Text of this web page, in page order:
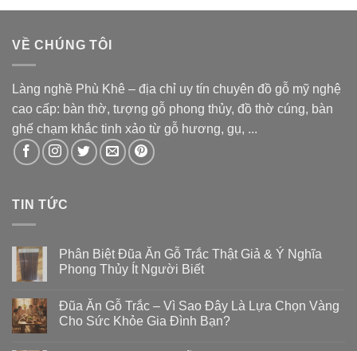
VỀ CHÚNG TÔI
Làng nghề Phù Khê – địa chỉ uy tín chuyên đồ gỗ mỹ nghệ
cao cấp: bàn thờ, tượng gỗ phong thủy, đồ thờ cúng, bàn
ghế chạm khắc tinh xảo từ gỗ hương, gụ, ...
TIN TỨC
Phân Biệt Đũa Ăn Gỗ Trắc Thật Giả & Ý Nghĩa
Phong Thủy Ít Người Biết
Đũa Ăn Gỗ Trắc – Vì Sao Đây Là Lựa Chọn Vàng
Cho Sức Khỏe Gia Đình Bạn?